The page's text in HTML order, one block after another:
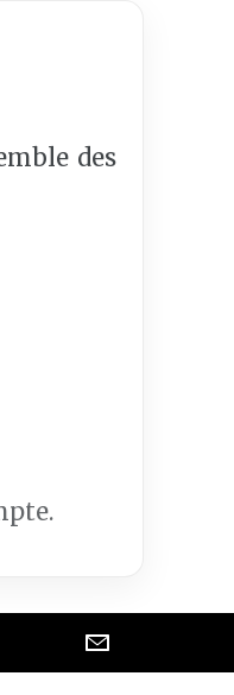
des
Partager